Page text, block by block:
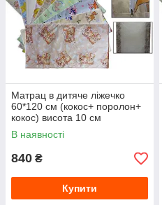
Матрац в дитяче ліжечко
60*120 см (кокос+ поролон+
кокос) висота 10 см
В наявності
840 ₴
Купити